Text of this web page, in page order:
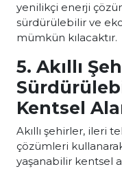
yenilikçi enerji
sürdürülebilir ve
mümkün kılacaktır.
5. Akıllı
Kentsel
Akıllı şehirler, ileri
çözümleri
yaşanabilir kentsel